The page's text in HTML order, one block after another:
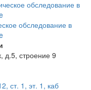
обследование в
д.5, строение 9